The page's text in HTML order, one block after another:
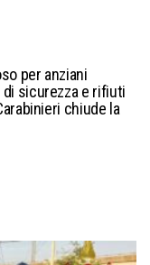
per anziani
di sicurezza e rifiuti
chiude la